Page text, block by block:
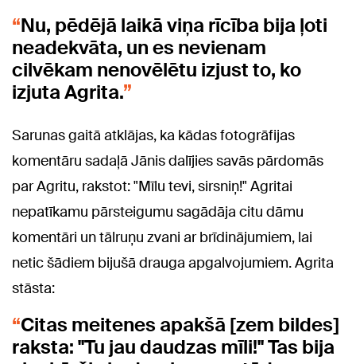
Nu, pēdējā laikā viņa rīcība bija ļoti
neadekvāta, un es nevienam
cilvēkam nenovēlētu izjust to, ko
izjuta Agrita.
Sarunas gaitā atklājas, ka kādas fotogrāfijas
komentāru sadaļā Jānis dalījies savās pārdomās
par Agritu, rakstot: "Mīlu tevi, sirsniņ!" Agritai
nepatīkamu pārsteigumu sagādāja citu dāmu
komentāri un tālruņu zvani ar brīdinājumiem, lai
netic šādiem bijušā drauga apgalvojumiem. Agrita
stāsta:
Citas meitenes apakšā [zem bildes]
raksta: "Tu jau daudzas mīli!" Tas bija